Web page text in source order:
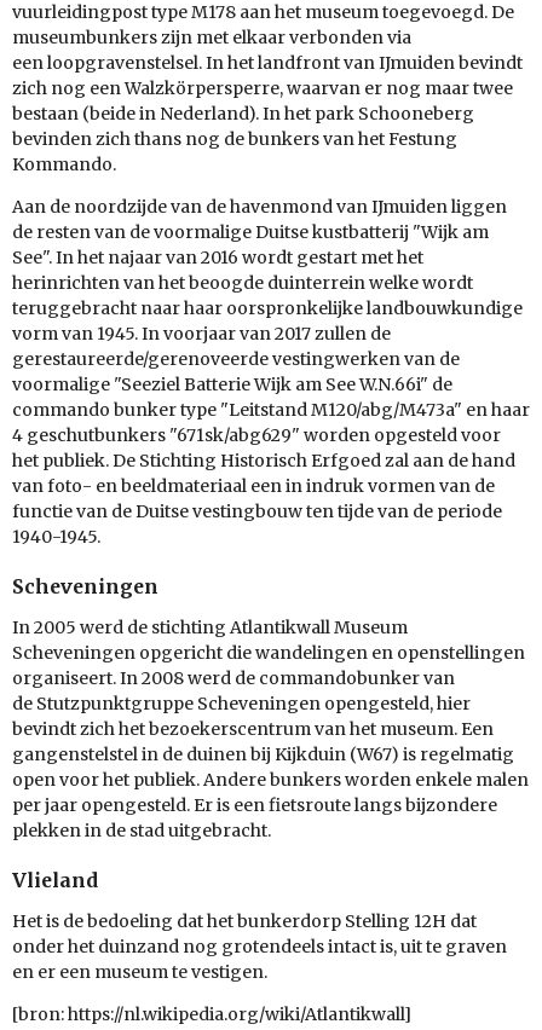
vuurleidingpost type M178 aan het museum toegevoegd. De
museumbunkers zijn met elkaar verbonden via
een loopgravenstelsel. In het landfront van IJmuiden bevindt
zich nog een Walzkörpersperre, waarvan er nog maar twee
bestaan (beide in Nederland). In het park Schooneberg
bevinden zich thans nog de bunkers van het Festung
Kommando.
Aan de noordzijde van de havenmond van IJmuiden liggen
de resten van de voormalige Duitse kustbatterij "Wijk am
See". In het najaar van 2016 wordt gestart met het
herinrichten van het beoogde duinterrein welke wordt
teruggebracht naar haar oorspronkelijke landbouwkundige
vorm van 1945. In voorjaar van 2017 zullen de
gerestaureerde/gerenoveerde vestingwerken van de
voormalige "Seeziel Batterie Wijk am See W.N.66i" de
commando bunker type "Leitstand M120/abg/M473a" en haar
4 geschutbunkers "671sk/abg629" worden opgesteld voor
het publiek. De Stichting Historisch Erfgoed zal aan de hand
van foto- en beeldmateriaal een in indruk vormen van de
functie van de Duitse vestingbouw ten tijde van de periode
1940-1945.
Scheveningen
In 2005 werd de stichting Atlantikwall Museum
Scheveningen opgericht die wandelingen en openstellingen
organiseert. In 2008 werd de commandobunker van
de Stutzpunktgruppe Scheveningen opengesteld, hier
bevindt zich het bezoekerscentrum van het museum. Een
gangenstelstel in de duinen bij Kijkduin (W67) is regelmatig
open voor het publiek. Andere bunkers worden enkele malen
per jaar opengesteld. Er is een fietsroute langs bijzondere
plekken in de stad uitgebracht.
Vlieland
Het is de bedoeling dat het bunkerdorp Stelling 12H dat
onder het duinzand nog grotendeels intact is, uit te graven
en er een museum te vestigen.
[bron: https://nl.wikipedia.org/wiki/Atlantikwall]